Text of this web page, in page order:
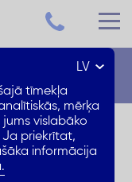
veikalā
LV
tīmekļa
mērķa
vislabāko
priekrītat,
informācija